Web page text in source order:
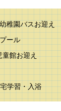
稚園バスお迎え
ール
館お迎え
学習・入浴